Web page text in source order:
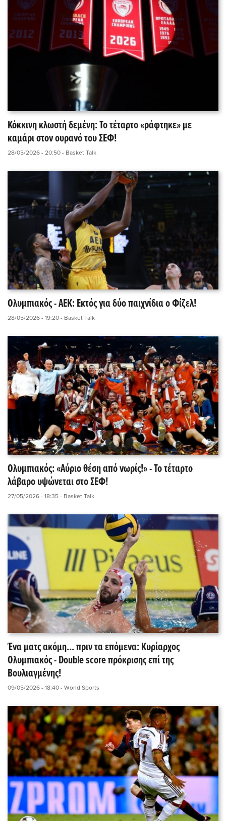
Κόκκινη κλωστή δεμένη: Το τέταρτο «ράφτηκε» με
καμάρι στον ουρανό του ΣΕΦ!
28/05/2026 - 20:50 - Basket Talk
Ολυμπιακός - ΑΕΚ: Εκτός για δύο παιχνίδια ο Φίζελ!
28/05/2026 - 19:20 - Basket Talk
Ολυμπιακός: «Αύριο θέση από νωρίς!» - Το τέταρτο
λάβαρο υψώνεται στο ΣΕΦ!
27/05/2026 - 18:35 - Basket Talk
Ένα ματς ακόμη... πριν τα επόμενα: Κυρίαρχος
Ολυμπιακός - Double score πρόκρισης επί της
Βουλιαγμένης!
09/05/2026 - 18:40 - World Sports